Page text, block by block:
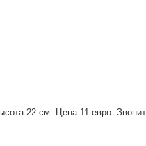
22 см. Цена 11 евро.